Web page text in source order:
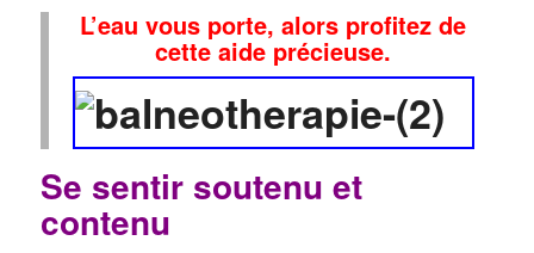
L’eau vous porte, alors profitez de
cette aide précieuse.
Se sentir soutenu et
contenu